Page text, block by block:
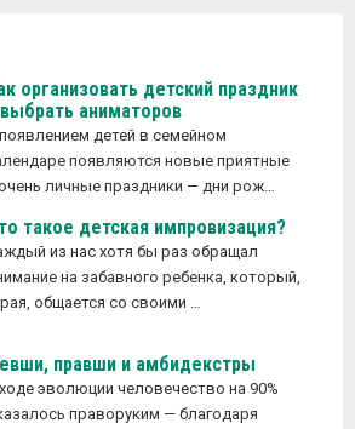
организовать детский праздник
аниматоров
детей в семейном
появляются новые приятные
личные праздники — дни рож…
такое детская импровизация?
из нас хотя бы раз обращал
на забавного ребенка, который,
общается со своими …
правши и амбидекстры
эволюции человечество на 90%
праворуким — благодаря